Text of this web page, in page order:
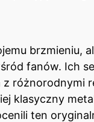
brzmieniu,
fanów. Ich
z różnorodnymi
klasyczny
ten